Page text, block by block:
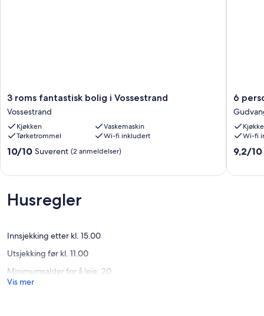
3
roms
fantastisk
bolig
Vossestrand
3 roms fantastisk bolig i Vossestrand
Vossestrand
Kjøkken
Vaskemaskin
Tørketrommel
Wi-fi inkludert
10.0
(2
anmeldelser)
10/10 Suverent (2 anmeldelser)
6
person
ferie
hjemme
6
Wi-fi
9.2
9,2/10
Husregler
Innsjekking etter kl. 15.00
Utsjekking før kl. 11.00
Minimumsalder for å leie: 20
Vis mer